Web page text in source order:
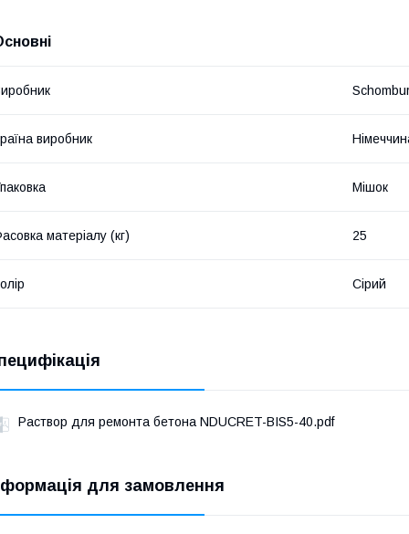
виробник
Мішок
матеріалу (кг) 25
Сірий
Раствор для ремонта бетона NDUCRET-BIS5-40.pdf
для замовлення